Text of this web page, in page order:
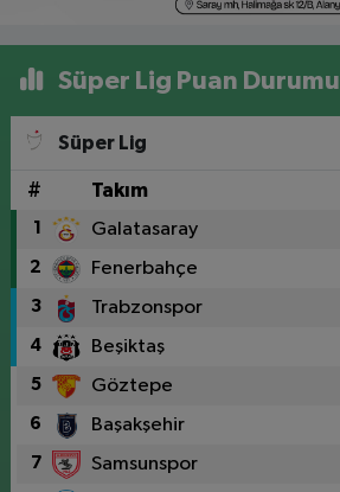
Süper Lig Puan Durumu
Süper Lig
# Takım
1 Galatasaray
2 Fenerbahçe
3 Trabzonspor
4 Beşiktaş
5 Göztepe
6 Başakşehir
7 Samsunspor